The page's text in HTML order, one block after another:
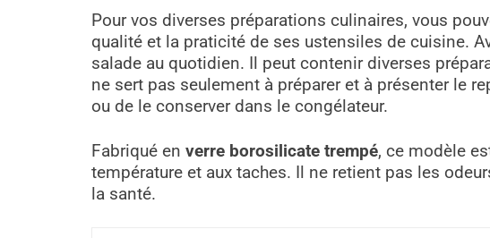
Pour vos diverses préparations culinaires, vous
qualité et la praticité de ses ustensiles de cuisine.
salade au quotidien. Il peut contenir diverses
ne sert pas seulement à préparer et à présenter le
ou de le conserver dans le congélateur.
Fabriqué en verre borosilicate trempé, ce modèle
température et aux taches. Il ne retient pas les
la santé.